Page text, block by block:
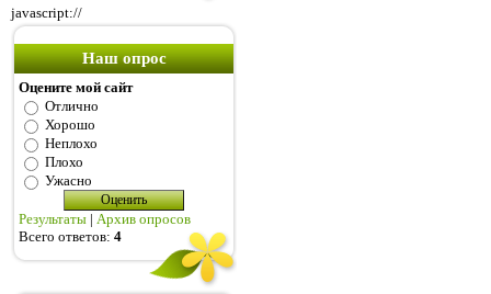
javascript://
Наш опрос
Оцените мой сайт
Отлично
Хорошо
Неплохо
Плохо
Ужасно
Результаты | Архив опросов
Всего ответов: 4